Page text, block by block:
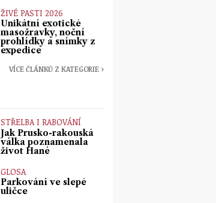
ŽIVÉ PASTI 2026
Unikátní exotické
masožravky, noční
prohlídky a snímky z
expedice
VÍCE ČLÁNKŮ Z KATEGORIE ›
STŘELBA I RABOVÁNÍ
Jak Prusko-rakouská
válka poznamenala
život Hané
GLOSA
Parkování ve slepé
uličce